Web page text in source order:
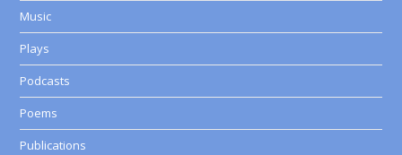
Music
Plays
Podcasts
Poems
Publications